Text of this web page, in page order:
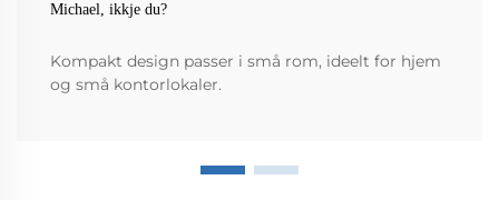
Michael, ikkje du?
Kompakt design passer i små rom, ideelt for hjem
og små kontorlokaler.